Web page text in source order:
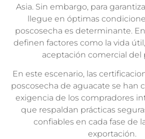
Asia. Sin embargo, para
llegue en óptimas
poscosecha es determinante.
definen factores como la vida
aceptación comercial del
En este escenario, las
poscosecha de aguacate se han
exigencia de los compradores
que respaldan prácticas
confiables en cada fase de
exportación.